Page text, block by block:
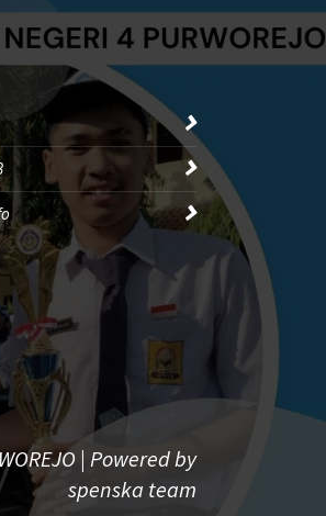
| Powered by
spenska team